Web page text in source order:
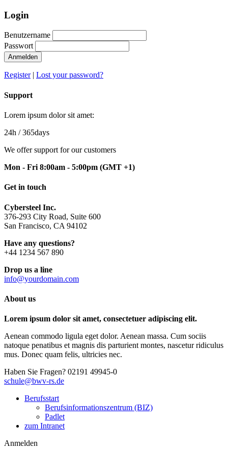
Login
Benutzername
Passwort
Anmelden
Register| Lost your password?
Support
Lorem ipsum dolor sit amet:
24h / 365days
We offer support for our customers
Mon - Fri 8:00am - 5:00pm (GMT +1)
Get in touch
Cybersteel Inc.
376-293 City Road, Suite 600
San Francisco, CA 94102
Have any questions?
+44 1234 567 890
Drop us a line
info@yourdomain.com
About us
Lorem ipsum dolor sit amet, consectetuer adipiscing elit.
Aenean commodo ligula eget dolor. Aenean massa. Cum sociis
natoque penatibus et magnis dis parturient montes, nascetur ridiculus
mus. Donec quam felis, ultricies nec.
Haben Sie Fragen? 02191 49945-0
schule@bwv-rs.de
Berufsstart
Berufsinformationszentrum (BIZ)
Padlet
zum Intranet
Anmelden